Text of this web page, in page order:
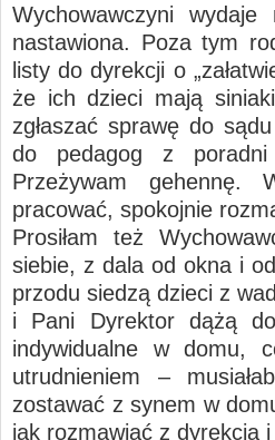
Wychowawczyni
nastawiona. Poza tym
listy do dyrekcji o
że ich dzieci mają
zgłaszać sprawę do
do pedagog z
Przeżywam
pracować, spokojnie
Prosiłam też
siebie, z dala od okna i
przodu siedzą dzieci z
i Pani Dyrektor dążą
indywidualne w domu,
utrudnieniem –
zostawać z synem w
jak rozmawiać z dyrekcją